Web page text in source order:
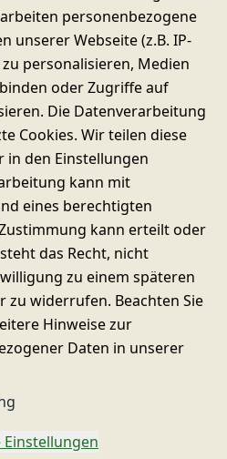
personenbezogene
unserer Webseite (z.B. IP-
personalisieren, Medien
oder Zugriffe auf
Die Datenverarbeitung
Cookies. Wir teilen diese
den Einstellungen
kann mit
eines berechtigten
kann erteilt oder
das Recht, nicht
zu einem späteren
zu widerrufen. Beachten Sie
Hinweise zur
Daten in unserer
Einstellungen
GmbH & Co. KG
& Versand
AGB
Versender
widerrufen